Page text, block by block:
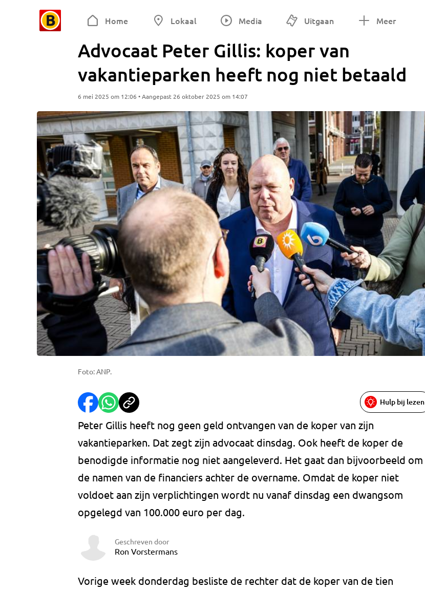
Home Lokaal Media Uitgaan Meer
Advocaat Peter Gillis: koper van
vakantieparken heeft nog niet betaald
6 mei 2025 om 12:06 • Aangepast 26 oktober 2025 om 14:07
Foto: ANP.
Hulp bij lezen
Peter Gillis heeft nog geen geld ontvangen van de koper van zijn
vakantieparken. Dat zegt zijn advocaat dinsdag. Ook heeft de koper de
benodigde informatie nog niet aangeleverd. Het gaat dan bijvoorbeeld om
de namen van de financiers achter de overname. Omdat de koper niet
voldoet aan zijn verplichtingen wordt nu vanaf dinsdag een dwangsom
opgelegd van 100.000 euro per dag.
Geschreven door
Ron Vorstermans
Vorige week donderdag besliste de rechter dat de koper van de tien